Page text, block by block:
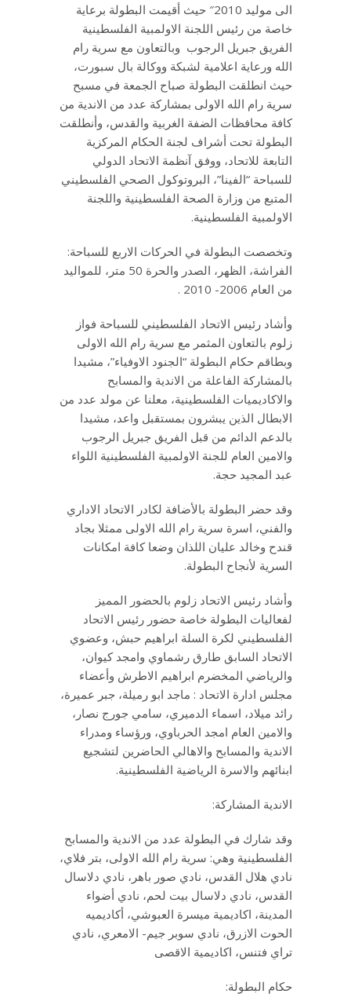
الى موليد 2010″ حيث أقيمت البطولة برعاية
خاصة من رئيس اللجنة الاولمبية الفلسطينية
الفريق جبريل الرجوب وبالتعاون مع سرية رام
الله ورعاية اعلامية لشبكة ووكالة بال سبورت،
حيث انطلقت البطولة صباح الجمعة في مسبح
سرية رام الله الاولى بمشاركة عدد من الاندية من
كافة محافظات الضفة الغربية والقدس، وأنطلقت
البطولة تحت أشراف لجنة الحكام المركزية
التابعة للاتحاد، ووفق آنظمة الاتحاد الدولي
للسباحة “الفينا”، البروتوكول الصحي الفلسطيني
المتبع من وزارة الصحة الفلسطينية واللجنة
الاولمبية الفلسطينية.
وتخصصت البطولة في الحركات الاربع للسباحة:
الفراشة، الظهر، الصدر والحرة 50 متر، للمواليد
من العام 2006- 2010 .
وأشاد رئيس الاتحاد الفلسطيني للسباحة فواز
زلوم بالتعاون المثمر مع سرية رام الله الاولى
وبطاقم حكام البطولة “الجنود الاوفياء”، مشيدا
بالمشاركة الفاعلة من الاندية والمسابح
والاكاديميات الفلسطينية، معلنا عن مولد عدد من
الابطال الذين يبشرون بمستقبل واعد، مشيدا
بالدعم الدائم من قبل الفريق جبريل الرجوب
والامين العام للجنة الاولمبية الفلسطينية اللواء
عبد المجيد حجة.
وقد حضر البطولة بالأضافة لكادر الاتحاد الاداري
والفني، اسرة سرية رام الله الاولى ممثلا بجاد
قندح وخالد عليان اللذان وضعا كافة امكانات
السرية لأنجاح البطولة.
وأشاد رئيس الاتحاد زلوم بالحضور المميز
لفعاليات البطولة خاصة حضور رئيس الاتحاد
الفلسطيني لكرة السلة ابراهيم حبش، وعضوي
الاتحاد السابق طارق رشماوي وامجد كيوان،
والرياضي المخضرم ابراهيم الاطرش وأعضاء
مجلس ادارة الاتحاد : ماجد ابو رميلة، جبر عميرة،
رائد ميلاد، اسماء الدميري، سامي جورج نصار،
والامين العام امجد الحرباوي، ورؤساء ومدراء
الاندية والمسابح والاهالي الحاضرين لتشجيع
ابنائهم والاسرة الرياضية الفلسطينية.
الاندية المشاركة:
وقد شارك في البطولة عدد من الاندية والمسابح
الفلسطينية وهي: سرية رام الله الاولى، بتر فلاي،
نادي هلال القدس، نادي صور باهر، نادي دلاسال
القدس، نادي دلاسال بيت لحم، نادي أضواء
المدينة، اكاديمية ميسرة العبوشي، أكاديميه
الحوت الازرق، نادي سوبر جيم- الامعري، نادي
تراي فتنس، اكاديمية الاقصى
حكام البطولة: